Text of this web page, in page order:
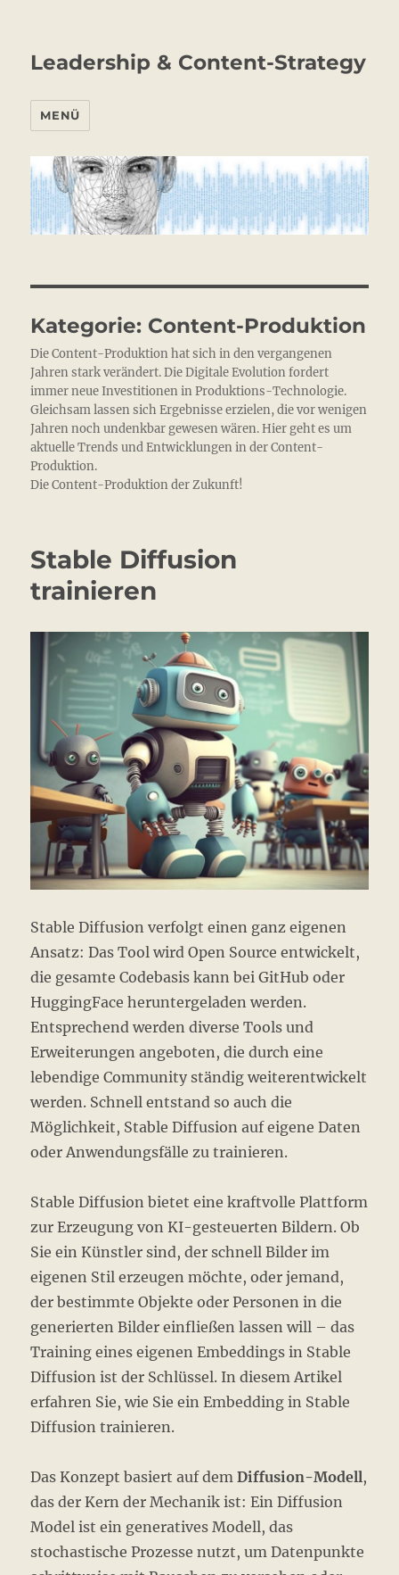
Leadership & Content-Strategy
MENÜ
Kategorie: Content-Produktion
Die Content-Produktion hat sich in den vergangenen
Jahren stark verändert. Die Digitale Evolution fordert
immer neue Investitionen in Produktions-Technologie.
Gleichsam lassen sich Ergebnisse erzielen, die vor wenigen
Jahren noch undenkbar gewesen wären. Hier geht es um
aktuelle Trends und Entwicklungen in der Content-
Produktion.
Die Content-Produktion der Zukunft!
Stable Diffusion
trainieren
Stable Diffusion verfolgt einen ganz eigenen
Ansatz: Das Tool wird Open Source entwickelt,
die gesamte Codebasis kann bei GitHub oder
HuggingFace heruntergeladen werden.
Entsprechend werden diverse Tools und
Erweiterungen angeboten, die durch eine
lebendige Community ständig weiterentwickelt
werden. Schnell entstand so auch die
Möglichkeit, Stable Diffusion auf eigene Daten
oder Anwendungsfälle zu trainieren.
Stable Diffusion bietet eine kraftvolle Plattform
zur Erzeugung von KI-gesteuerten Bildern. Ob
Sie ein Künstler sind, der schnell Bilder im
eigenen Stil erzeugen möchte, oder jemand,
der bestimmte Objekte oder Personen in die
generierten Bilder einfließen lassen will – das
Training eines eigenen Embeddings in Stable
Diffusion ist der Schlüssel. In diesem Artikel
erfahren Sie, wie Sie ein Embedding in Stable
Diffusion trainieren.
Das Konzept basiert auf demDiffusion-Modell,
das der Kern der Mechanik ist: Ein Diffusion
Model ist ein generatives Modell, das
stochastische Prozesse nutzt, um Datenpunkte